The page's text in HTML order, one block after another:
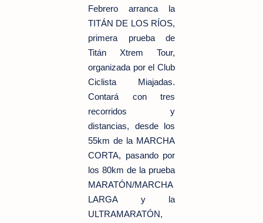
Febrero arranca la
TITÁN DE LOS RÍOS,
primera prueba de
Titán Xtrem Tour,
organizada por el Club
Ciclista Miajadas.
Contará con tres
recorridos y
distancias, desde los
55km de la MARCHA
CORTA, pasando por
los 80km de la prueba
MARATÓN/MARCHA
LARGA y la
ULTRAMARATÓN,